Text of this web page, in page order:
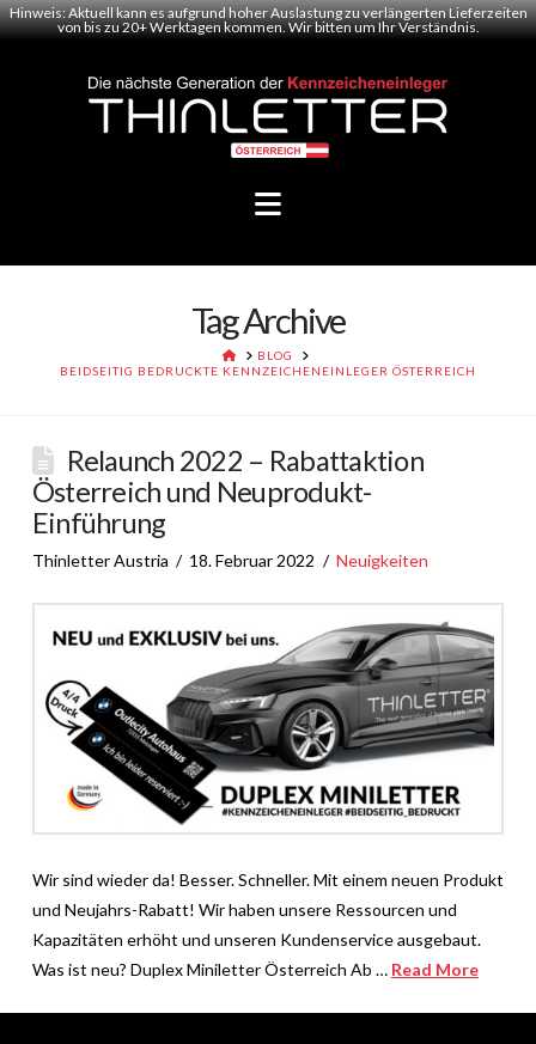
Hinweis: Aktuell kann es aufgrund hoher Auslastung zu verlängerten Lieferzeiten
von bis zu 20+ Werktagen kommen. Wir bitten um Ihr Verständnis.
Navigation
Tag Archive
HOME
BLOG
BEIDSEITIG BEDRUCKTE KENNZEICHENEINLEGER ÖSTERREICH
Relaunch 2022 – Rabattaktion
Österreich und Neuprodukt-
Einführung
Thinletter Austria 18. Februar 2022 Neuigkeiten
Wir sind wieder da! Besser. Schneller. Mit einem neuen Produkt
und Neujahrs-Rabatt! Wir haben unsere Ressourcen und
Kapazitäten erhöht und unseren Kundenservice ausgebaut.
Was ist neu? Duplex Miniletter Österreich Ab … Read More